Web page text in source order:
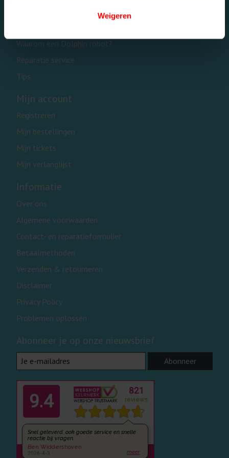
Weigeren
Waarom een Dolphin robot?
Reparatie service
Tips
Mijn account
Registreren
Mijn bestellingen
Mijn tickets
Mijn verlanglijst
Informatie
Over ons
Algemene voorwaarden
Contact- en reparatieformulier
Betaalmethoden
Verzenden & retourneren
Disclaimer
Privacy Policy
Problemen oplossen
Abonneer je op onze nieuwsbrief
Abonneer